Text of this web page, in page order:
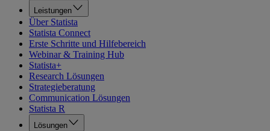
Leistungen
Über Statista
Statista Connect
Erste Schritte und Hilfebereich
Webinar & Training Hub
Statista+
Research Lösungen
Strategieberatung
Communication Lösungen
Statista R
Lösungen